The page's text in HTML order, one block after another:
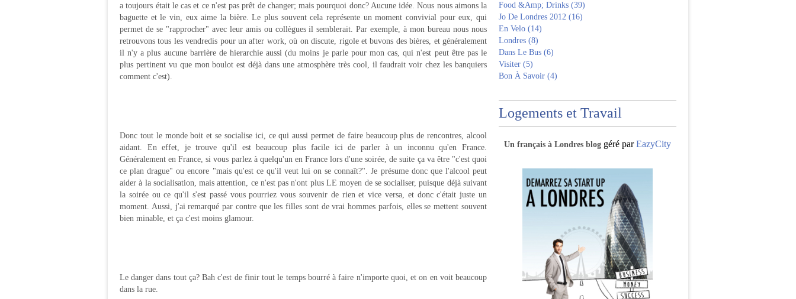
a toujours était le cas et ce n'est pas prêt de changer; mais pourquoi donc? Aucune idée. Nous nous aimons la
baguette et le vin, eux aime la bière. Le plus souvent cela représente un moment convivial pour eux, qui
permet de se "rapprocher" avec leur amis ou collègues il semblerait. Par exemple, à mon bureau nous nous
retrouvons tous les vendredis pour un after work, où on discute, rigole et buvons des bières, et généralement
il n'y a plus aucune barrière de hierarchie aussi (du moins je parle pour mon cas, qui n'est peut être pas le
plus pertinent vu que mon boulot est déjà dans une atmosphère très cool, il faudrait voir chez les banquiers
comment c'est).
Donc tout le monde boit et se socialise ici, ce qui aussi permet de faire beaucoup plus de rencontres, alcool
aidant. En effet, je trouve qu'il est beaucoup plus facile ici de parler à un inconnu qu'en France.
Généralement en France, si vous parlez à quelqu'un en France lors d'une soirée, de suite ça va être "c'est quoi
ce plan drague" ou encore "mais qu'est ce qu'il veut lui on se connaît?". Je présume donc que l'alcool peut
aider à la socialisation, mais attention, ce n'est pas n'ont plus LE moyen de se socialiser, puisque déjà suivant
la soirée ou ce qu'il s'est passé vous pourriez vous souvenir de rien et vice versa, et donc c'était juste un
moment. Aussi, j'ai remarqué par contre que les filles sont de vrai hommes parfois, elles se mettent souvent
bien minable, et ça c'est moins glamour.
Le danger dans tout ça? Bah c'est de finir tout le temps bourré à faire n'importe quoi, et on en voit beaucoup
dans la rue.
Food &Amp; Drinks (39)
Jo De Londres 2012 (16)
En Velo (14)
Londres (8)
Dans Le Bus (6)
Visiter (5)
Bon À Savoir (4)
Logements et Travail
Un français à Londres blog géré parEazyCity